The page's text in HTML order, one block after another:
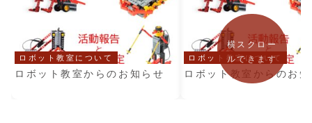
ロボット教室について
ロボット教室からのお知らせ
ロボット教室について
ロボット教室からのお
横スクロー
ルできます